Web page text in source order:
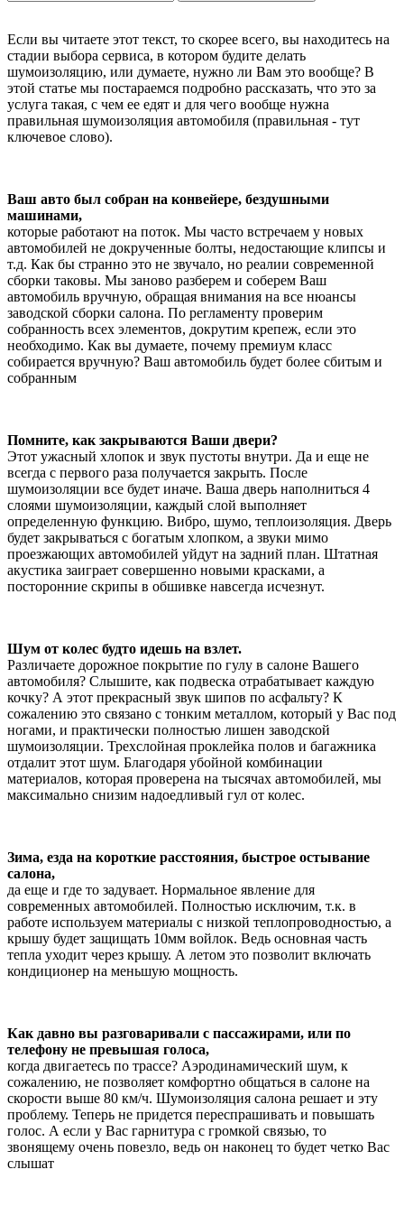
Если вы читаете этот текст, то скорее всего, вы находитесь на
стадии выбора сервиса, в котором будите делать
шумоизоляцию, или думаете, нужно ли Вам это вообще? В
этой статье мы постараемся подробно рассказать, что это за
услуга такая, с чем ее едят и для чего вообще нужна
правильная шумоизоляция автомобиля (правильная - тут
ключевое слово).
Ваш авто был собран на конвейере, бездушными
машинами,
которые работают на поток. Мы часто встречаем у новых
автомобилей не докрученные болты, недостающие клипсы и
т.д. Как бы странно это не звучало, но реалии современной
сборки таковы. Мы заново разберем и соберем Ваш
автомобиль вручную, обращая внимания на все нюансы
заводской сборки салона. По регламенту проверим
собранность всех элементов, докрутим крепеж, если это
необходимо. Как вы думаете, почему премиум класс
собирается вручную? Ваш автомобиль будет более сбитым и
собранным
Помните, как закрываются Ваши двери?
Этот ужасный хлопок и звук пустоты внутри. Да и еще не
всегда с первого раза получается закрыть. После
шумоизоляции все будет иначе. Ваша дверь наполниться 4
слоями шумоизоляции, каждый слой выполняет
определенную функцию. Вибро, шумо, теплоизоляция. Дверь
будет закрываться с богатым хлопком, а звуки мимо
проезжающих автомобилей уйдут на задний план. Штатная
акустика заиграет совершенно новыми красками, а
посторонние скрипы в обшивке навсегда исчезнут.
Шум от колес будто идешь на взлет.
Различаете дорожное покрытие по гулу в салоне Вашего
автомобиля? Слышите, как подвеска отрабатывает каждую
кочку? А этот прекрасный звук шипов по асфальту? К
сожалению это связано с тонким металлом, который у Вас под
ногами, и практически полностью лишен заводской
шумоизоляции. Трехслойная проклейка полов и багажника
отдалит этот шум. Благодаря убойной комбинации
материалов, которая проверена на тысячах автомобилей, мы
максимально снизим надоедливый гул от колес.
Зима, езда на короткие расстояния, быстрое остывание
салона,
да еще и где то задувает. Нормальное явление для
современных автомобилей. Полностью исключим, т.к. в
работе используем материалы с низкой теплопроводностью, а
крышу будет защищать 10мм войлок. Ведь основная часть
тепла уходит через крышу. А летом это позволит включать
кондиционер на меньшую мощность.
Как давно вы разговаривали с пассажирами, или по
телефону не превышая голоса,
когда двигаетесь по трассе? Аэродинамический шум, к
сожалению, не позволяет комфортно общаться в салоне на
скорости выше 80 км/ч. Шумоизоляция салона решает и эту
проблему. Теперь не придется переспрашивать и повышать
голос. А если у Вас гарнитура с громкой связью, то
звонящему очень повезло, ведь он наконец то будет четко Вас
слышат